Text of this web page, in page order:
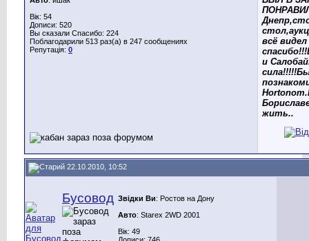
Вік: 54
Дописи: 520
Вы сказали Спасибо: 224
Поблагодарили 513 раз(а) в 247 сообщениях
Репутація: 0
всё
и
жить..
22.10.2010, 10:52
Бусовод Звідки Ви: Ростов на Дону
Авто: Starex 2WD 2001
Вік: 49
Дописи: 746